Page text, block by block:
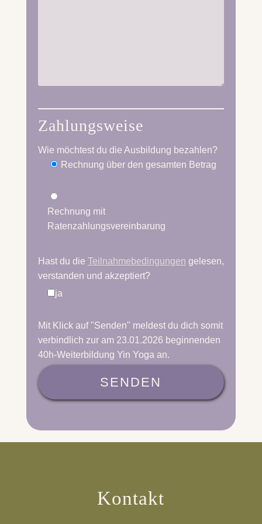
Zahlungsweise
Wie möchtest du die Ausbildung bezahlen?
Rechnung über den gesamten Betrag
Rechnung mit
Ratenzahlungsvereinbarung
Hast du die Teilnahmebedingungen gelesen,
verstanden und akzeptiert?
ja
Mit Klick auf "Senden" meldest du dich somit
verbindlich zur am 23.01.2026 beginnenden
40h-Weiterbildung Yin Yoga an.
SENDEN
Kontakt